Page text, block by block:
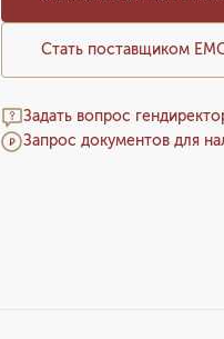
Стать поставщиком
Задать вопрос
Запрос документов для